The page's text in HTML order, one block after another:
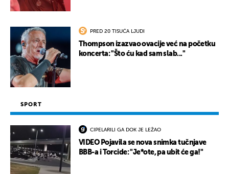
PRED 20 TISUĆA LJUDI
Thompson izazvao ovacije već na početku
koncerta: "Što ću kad sam slab..."
SPORT
CIPELARILI GA DOK JE LEŽAO
VIDEO Pojavila se nova snimka tučnjave
BBB-a i Torcide: "Je*ote, pa ubit će ga!"